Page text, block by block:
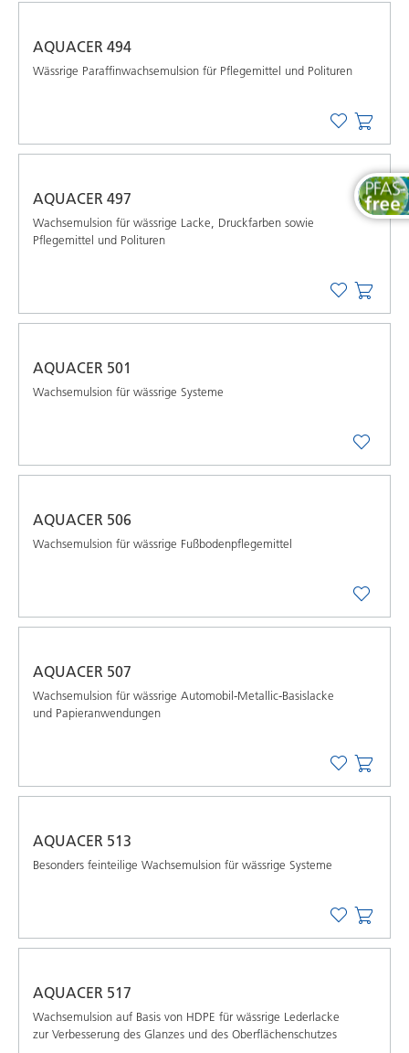
AQUACER 494
Wässrige Paraffinwachsemulsion für Pflegemittel und Polituren
AQUACER 497
Wachsemulsion für wässrige Lacke, Druckfarben sowie
Pflegemittel und Polituren
AQUACER 501
Wachsemulsion für wässrige Systeme
AQUACER 506
Wachsemulsion für wässrige Fußbodenpflegemittel
AQUACER 507
Wachsemulsion für wässrige Automobil-Metallic-Basislacke
und Papieranwendungen
AQUACER 513
Besonders feinteilige Wachsemulsion für wässrige Systeme
AQUACER 517
Wachsemulsion auf Basis von HDPE für wässrige Lederlacke
zur Verbesserung des Glanzes und des Oberflächenschutzes